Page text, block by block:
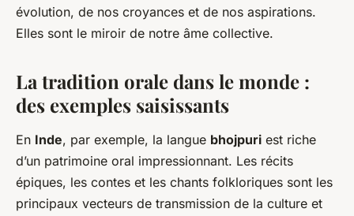
évolution, de nos croyances et de nos aspirations.
Elles sont le miroir de notre âme collective.
La tradition orale dans le monde :
des exemples saisissants
En Inde, par exemple, la langue bhojpuri est riche
d’un patrimoine oral impressionnant. Les récits
épiques, les contes et les chants folkloriques sont les
principaux vecteurs de transmission de la culture et